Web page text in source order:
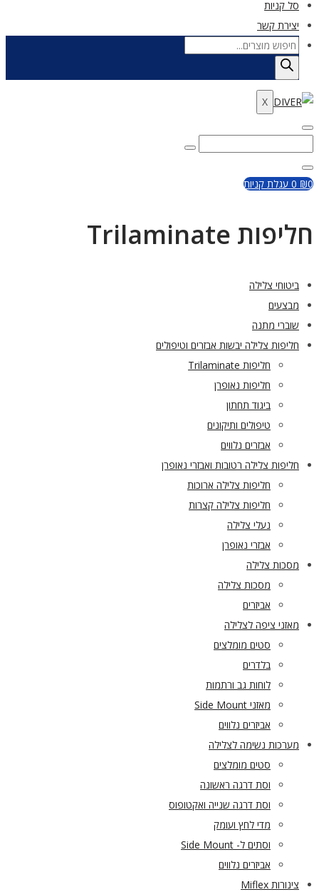
סל קניות
יצירת קשר
Products
search
X
Enter
Keywordfor:
Close
₪0
0 עגלת קניות
חליפות Trilaminate
ביטוחי צלילה
מבצעים
שוברי מתנה
חליפות צלילה יבשות אבזרים וטיפולים
חליפות Trilaminate
חליפות נאופרן
ביגוד תחתון
טיפולים ותיקונים
אבזרים נלווים
חליפות צלילה רטובות ואבזרי נאופרן
חליפות צלילה ארוכות
חליפות צלילה קצרות
נעלי צלילה
אבזרי נאופרן
מסכות צלילה
מסכות צלילה
אביזרים
מאזני ציפה לצלילה
סטים מומלצים
בלדרים
לוחות גב ורתמות
מאזני Side Mount
אביזרים נלווים
מערכות נשימה לצלילה
סטים מומלצים
וסת דרגה ראשונה
וסת דרגה שנייה ואקטופוס
מדי לחץ ועומק
וסתים ל- Side Mount
אביזרים נלווים
צינורות Miflex